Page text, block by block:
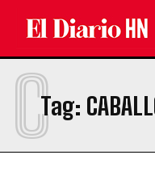
Tag:
C